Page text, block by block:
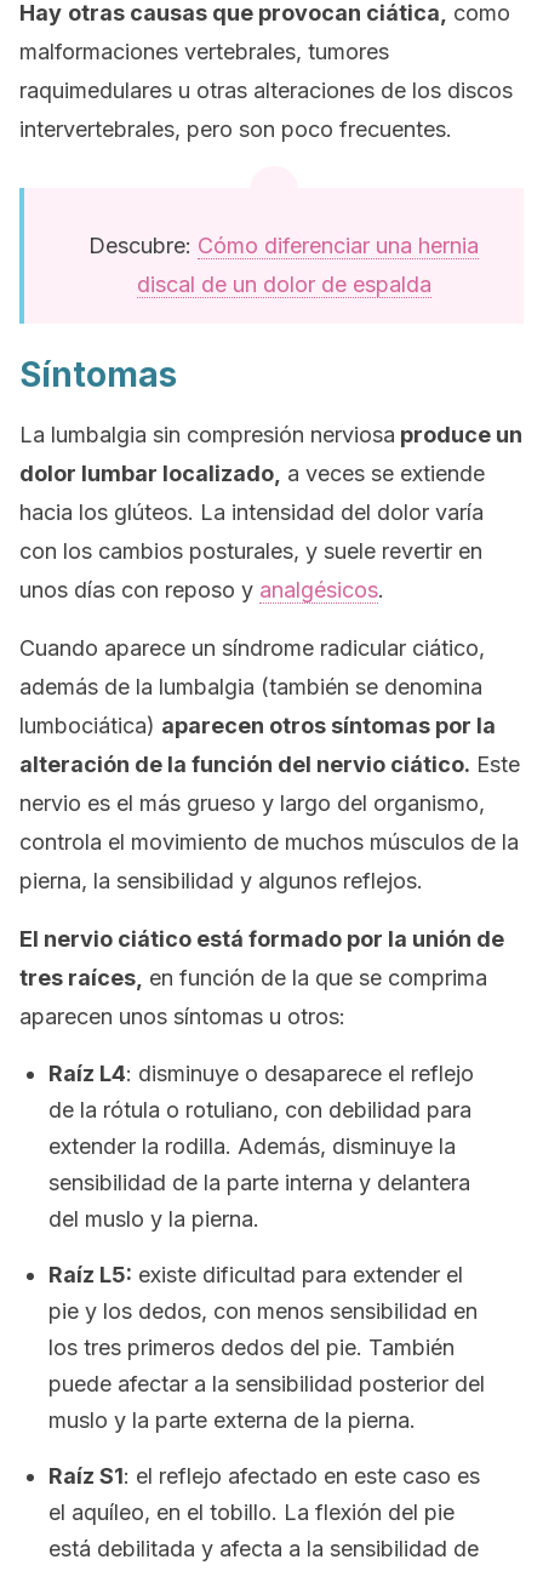
Hay otras causas que provocan ciática,
como
malformaciones vertebrales, tumores
raquimedulares u otras alteraciones de los discos
intervertebrales, pero son poco frecuentes.
Descubre: Cómo diferenciar una hernia
discal de un dolor de espalda
Síntomas
La lumbalgia sin compresión nerviosa produce un
dolor lumbar localizado, a veces se extiende
hacia los glúteos. La intensidad del dolor varía
con los cambios posturales, y suele revertir en
unos días con reposo y analgésicos.
Cuando aparece un síndrome radicular ciático,
además de la lumbalgia (también se denomina
lumbociática) aparecen otros síntomas por la
alteración de la función del nervio ciático. Este
nervio es el más grueso y largo del organismo,
controla el movimiento de muchos músculos de la
pierna, la sensibilidad y algunos reflejos.
El nervio ciático está formado por la unión de
tres raíces, en función de la que se comprima
aparecen unos síntomas u otros:
Raíz L4: disminuye o desaparece el reflejo
de la rótula o rotuliano, con debilidad para
extender la rodilla. Además, disminuye la
sensibilidad de la parte interna y delantera
del muslo y la pierna.
Raíz L5: existe dificultad para extender el
pie y los dedos, con menos sensibilidad en
los tres primeros dedos del pie. También
puede afectar a la sensibilidad posterior del
muslo y la parte externa de la pierna.
Raíz S1: el reflejo afectado en este caso es
el aquíleo, en el tobillo. La flexión del pie
está debilitada y afecta a la sensibilidad de